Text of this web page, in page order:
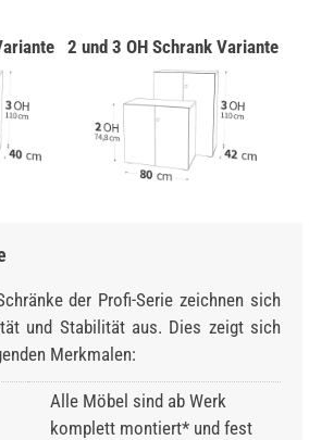
2 und 3 OH Schrank Variante
der Profi-Serie zeichnen sich
und Stabilität aus. Dies zeigt sich
Merkmalen:
Alle Möbel sind ab Werk
komplett montiert* und fest